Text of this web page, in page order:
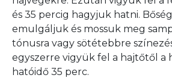
és 35 percig hagyjuk hatni.
emulgáljuk és mossuk meg
tónusra vagy sötétebbre
egyszerre vigyük fel a hajtőtől a
hatóidő 35 perc.